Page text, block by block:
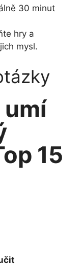
30 minut
hry a
mysl.
umí
15